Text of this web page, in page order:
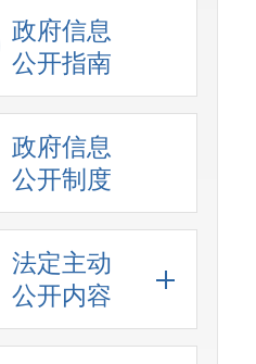
政府信息
公开指南
政府信息
公开制度
法定主动
公开内容